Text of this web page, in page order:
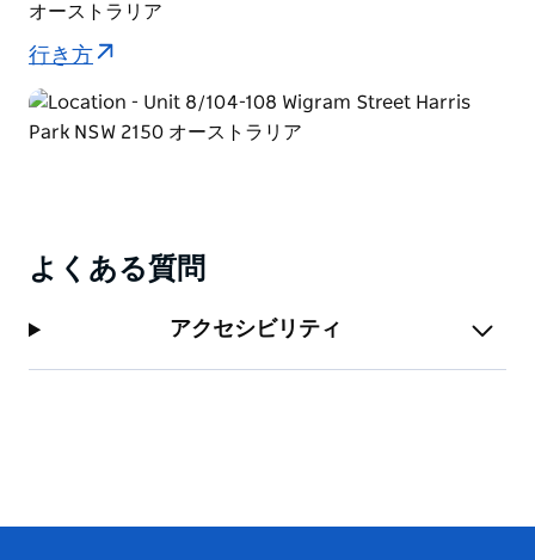
オーストラリア
行き方
よくある質問
アクセシビリティ